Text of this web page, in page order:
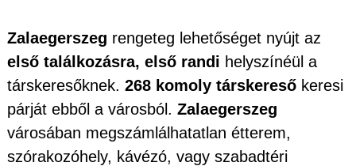
Zalaegerszeg rengeteg lehetőséget nyújt az
első találkozásra, első randi helyszínéül a
társkeresőknek. 268 komoly társkereső keresi
párját ebből a városból. Zalaegerszeg
városában megszámlálhatatlan étterem,
szórakozóhely, kávézó, vagy szabadtéri